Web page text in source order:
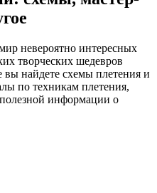
невероятно интересных
творческих шедевров
найдете схемы плетения и
по техникам плетения,
информации о